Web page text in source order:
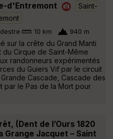
d'Entremont
Saint-
10 km 940 m
sur la crête du Grand Manti
du Cirque de Saint-Même
randonneurs expérimentés
du Guiers Vif par le circuit
Cascade, Cascade des
par le Pas de la Mort pour
(Dent de l’Ours 1820
Grange Jacquet – Saint